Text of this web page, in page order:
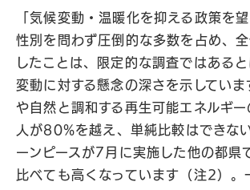
「気候変動・温暖化を抑える政策を
性別を問わず圧倒的な多数を占め、
したことは、限定的な調査ではある
変動に対する懸念の深さを示していま
や自然と調和する再生可能エネルギ
人が80%を越え、単純比較はできな
ーンピースが7月に実施した他の都県
比べても高くなっています（注2）。